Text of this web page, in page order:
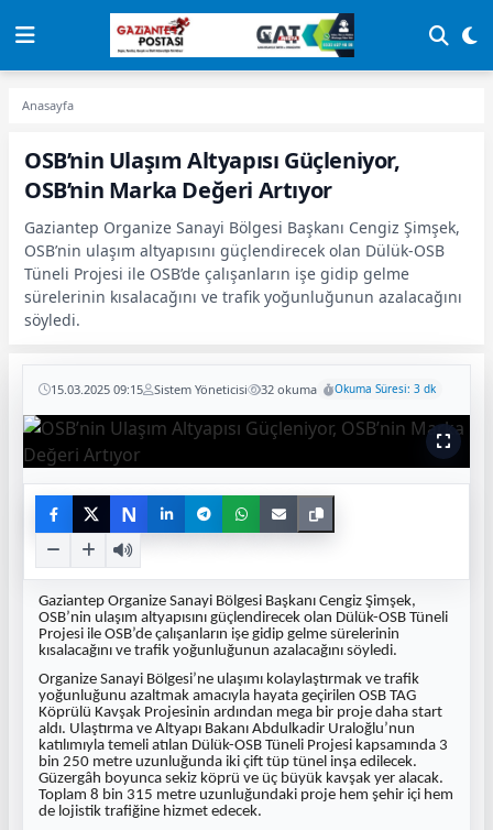
Anasayfa
OSB’nin Ulaşım Altyapısı Güçleniyor,
OSB’nin Marka Değeri Artıyor
Gaziantep Organize Sanayi Bölgesi Başkanı Cengiz Şimşek,
OSB’nin ulaşım altyapısını güçlendirecek olan Dülük-OSB
Tüneli Projesi ile OSB’de çalışanların işe gidip gelme
sürelerinin kısalacağını ve trafik yoğunluğunun azalacağını
söyledi.
15.03.2025 09:15 Sistem Yöneticisi 32 okuma Okuma Süresi: 3 dk
N
Gaziantep Organize Sanayi Bölgesi Başkanı Cengiz Şimşek,
OSB’nin ulaşım altyapısını güçlendirecek olan Dülük-OSB Tüneli
Projesi ile OSB’de çalışanların işe gidip gelme sürelerinin
kısalacağını ve trafik yoğunluğunun azalacağını söyledi.
Organize Sanayi Bölgesi’ne ulaşımı kolaylaştırmak ve trafik
yoğunluğunu azaltmak amacıyla hayata geçirilen OSB TAG
Köprülü Kavşak Projesinin ardından mega bir proje daha start
aldı. Ulaştırma ve Altyapı Bakanı Abdulkadir Uraloğlu’nun
katılımıyla temeli atılan Dülük-OSB Tüneli Projesi kapsamında 3
bin 250 metre uzunluğunda iki çift tüp tünel inşa edilecek.
Güzergâh boyunca sekiz köprü ve üç büyük kavşak yer alacak.
Toplam 8 bin 315 metre uzunluğundaki proje hem şehir içi hem
de lojistik trafiğine hizmet edecek.